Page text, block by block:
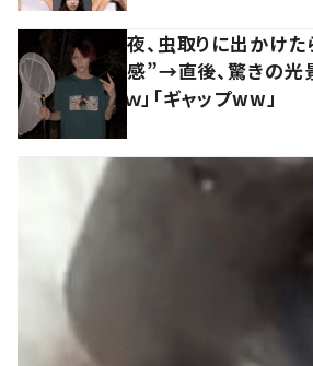
夜、虫取りに出かけ
感”→直後、驚きの光
ｗ」「ギャップww」